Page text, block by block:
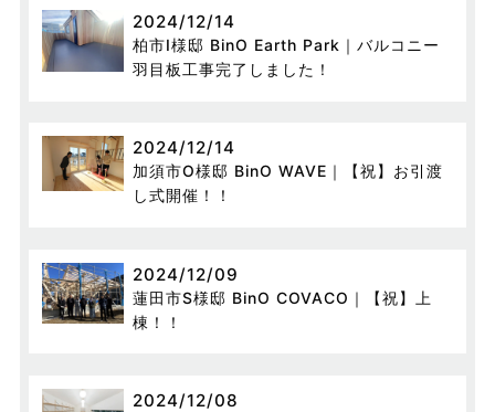
2024/12/14
柏市I様邸 BinO Earth Park｜バルコニー
羽目板工事完了しました！
2024/12/14
加須市O様邸 BinO WAVE｜【祝】お引渡
し式開催！！
2024/12/09
蓮田市S様邸 BinO COVACO｜【祝】上
棟！！
2024/12/08